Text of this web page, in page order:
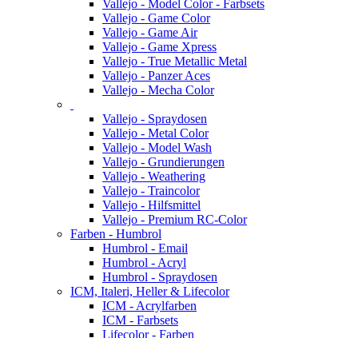
Vallejo - Model Color - Farbsets
Vallejo - Game Color
Vallejo - Game Air
Vallejo - Game Xpress
Vallejo - True Metallic Metal
Vallejo - Panzer Aces
Vallejo - Mecha Color
Vallejo - Spraydosen
Vallejo - Metal Color
Vallejo - Model Wash
Vallejo - Grundierungen
Vallejo - Weathering
Vallejo - Traincolor
Vallejo - Hilfsmittel
Vallejo - Premium RC-Color
Farben - Humbrol
Humbrol - Email
Humbrol - Acryl
Humbrol - Spraydosen
ICM, Italeri, Heller & Lifecolor
ICM - Acrylfarben
ICM - Farbsets
Lifecolor - Farben